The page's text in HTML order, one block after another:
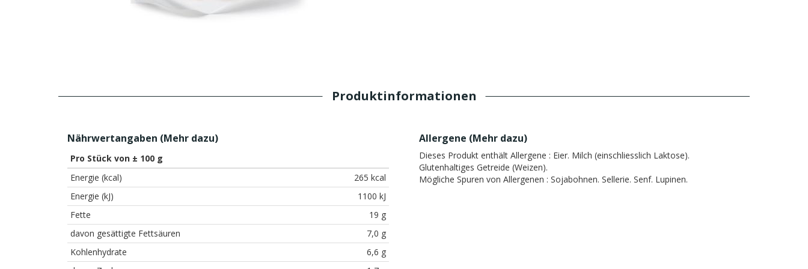
Produktinformationen
Nährwertangaben (Mehr dazu)
Pro Stück von ± 100 g
Energie (kcal)
265 kcal
Energie (kJ)
1100 kJ
Fette
19 g
davon gesättigte Fettsäuren
7,0 g
Kohlenhydrate
6,6 g
Allergene (Mehr dazu)
Dieses Produkt enthält Allergene : Eier. Milch (einschliesslich Laktose).
Glutenhaltiges Getreide (Weizen).
Mögliche Spuren von Allergenen : Sojabohnen. Sellerie. Senf. Lupinen.